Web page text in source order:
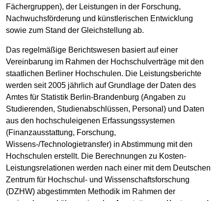
Fächergruppen), der Leistungen in der Forschung,
Nachwuchsförderung und künstlerischen Entwicklung
sowie zum Stand der Gleichstellung ab.
Das regelmäßige Berichtswesen basiert auf einer
Vereinbarung im Rahmen der Hochschulverträge mit den
staatlichen Berliner Hochschulen. Die Leistungsberichte
werden seit 2005 jährlich auf Grundlage der Daten des
Amtes für Statistik Berlin-Brandenburg (Angaben zu
Studierenden, Studienabschlüssen, Personal) und Daten
aus den hochschuleigenen Erfassungssystemen
(Finanzausstattung, Forschung,
Wissens-/Technologietransfer) in Abstimmung mit den
Hochschulen erstellt. Die Berechnungen zu Kosten-
Leistungsrelationen werden nach einer mit dem Deutschen
Zentrum für Hochschul- und Wissenschaftsforschung
(DZHW) abgestimmten Methodik im Rahmen der